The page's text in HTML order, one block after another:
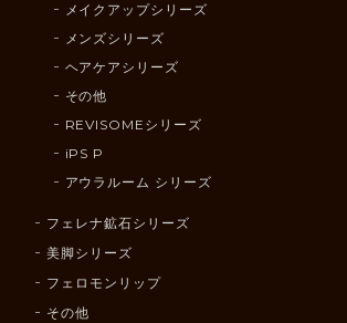
メイクアップシリーズ
メンズシリーズ
ヘアケアシリーズ
その他
REVISOMEシリーズ
iPS P
アウラルーム シリーズ
フェレナ鉱石シリーズ
美脚シリーズ
フェロモンリップ
その他